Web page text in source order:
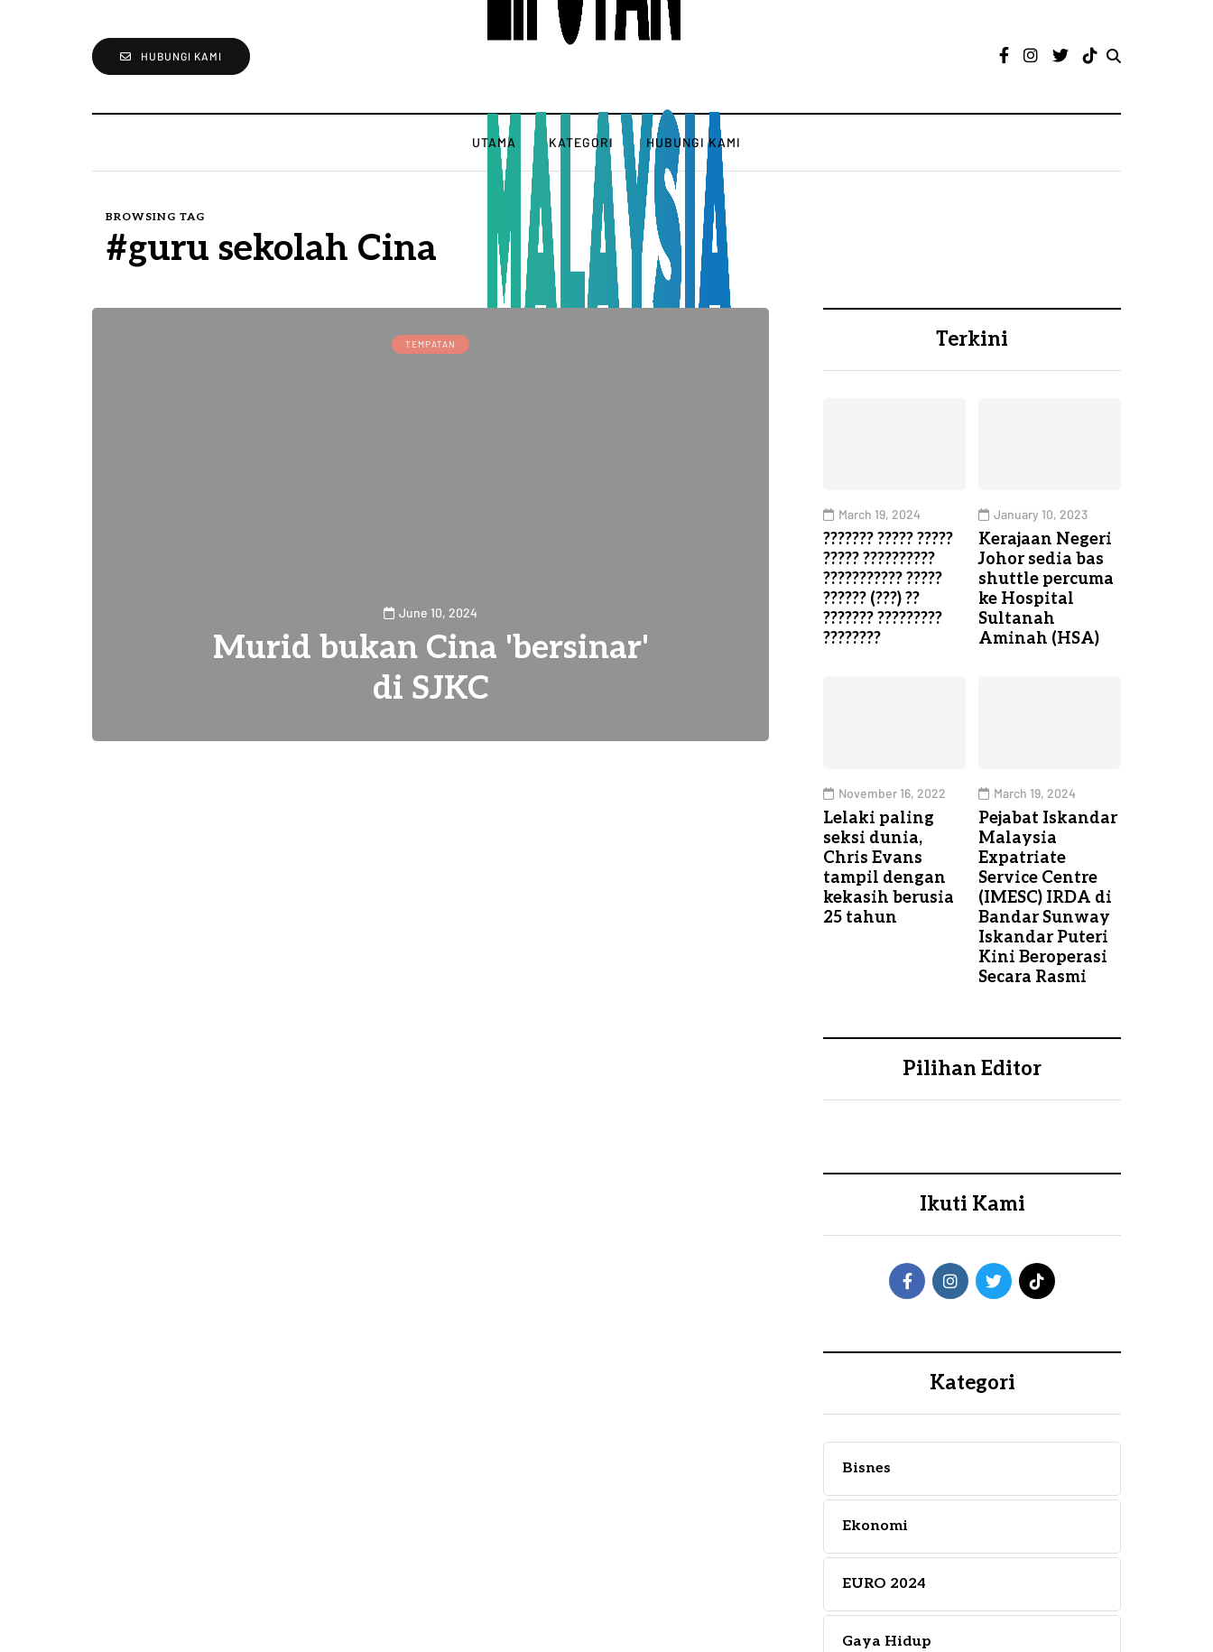
HUBUNGI KAMI
UTAMA KATEGORI HUBUNGI KAMI
BROWSING TAG
#guru sekolah Cina
TEMPATAN
June 10, 2024
Murid bukan Cina 'bersinar'
di SJKC
Terkini
March 19, 2024
??????? ????? ?????
????? ??????????
??????????? ?????
?????? (???) ??
??????? ?????????
????????
January 10, 2023
Kerajaan Negeri
Johor sedia bas
shuttle percuma
ke Hospital
Sultanah
Aminah (HSA)
November 16, 2022
Lelaki paling
seksi dunia,
Chris Evans
tampil dengan
kekasih berusia
25 tahun
March 19, 2024
Pejabat Iskandar
Malaysia
Expatriate
Service Centre
(IMESC) IRDA di
Bandar Sunway
Iskandar Puteri
Kini Beroperasi
Secara Rasmi
Pilihan Editor
Ikuti Kami
Kategori
Bisnes
Ekonomi
EURO 2024
Gaya Hidup